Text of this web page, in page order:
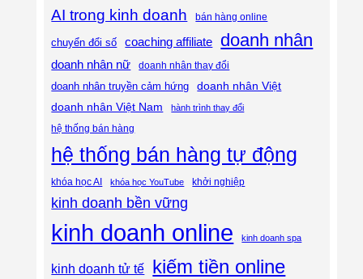
AI trong kinh doanh bán hàng online
chuyển đổi số coaching affiliate doanh nhân
doanh nhân nữ doanh nhân thay đổi
doanh nhân truyền cảm hứng
doanh nhân Việt
doanh nhân Việt Nam
hành trình thay đổi
hệ thống bán hàng
hệ thống bán hàng tự động
khóa học AI khóa học YouTube khởi nghiệp
kinh doanh bền vững
kinh doanh online kinh doanh spa
kinh doanh tử tế kiếm tiền online